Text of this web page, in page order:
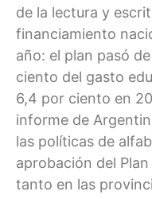
de la lectura y
financiamiento
año: el plan pasó
ciento del gasto
6,4 por ciento en
informe de
las políticas de
aprobación del
tanto en las